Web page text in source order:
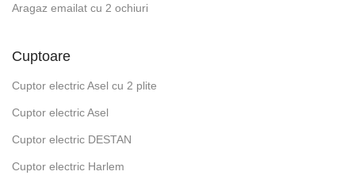
Aragaz emailat cu 2 ochiuri
Cuptoare
Cuptor electric Asel cu 2 plite
Cuptor electric Asel
Cuptor electric DESTAN
Cuptor electric Harlem